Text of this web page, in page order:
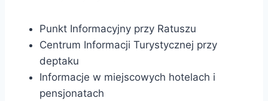
Punkt Informacyjny przy Ratuszu
Centrum Informacji Turystycznej przy
deptaku
Informacje w miejscowych hotelach i
pensjonatach